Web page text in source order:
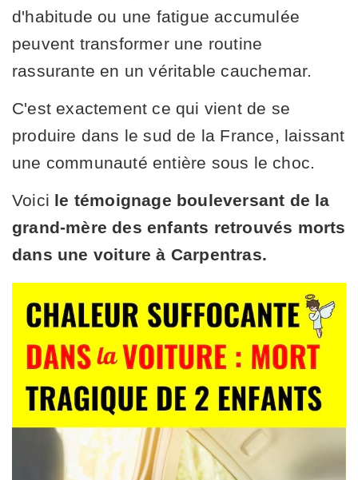
d'habitude ou une fatigue accumulée
peuvent transformer une routine
rassurante en un véritable cauchemar.
C'est exactement ce qui vient de se
produire dans le sud de la France, laissant
une communauté entière sous le choc.
Voici le témoignage bouleversant de la
grand-mère des enfants retrouvés morts
dans une voiture à Carpentras.